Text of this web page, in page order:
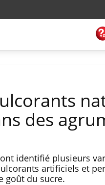
des
identifié plusieurs
artificiels et
goût du sucre.